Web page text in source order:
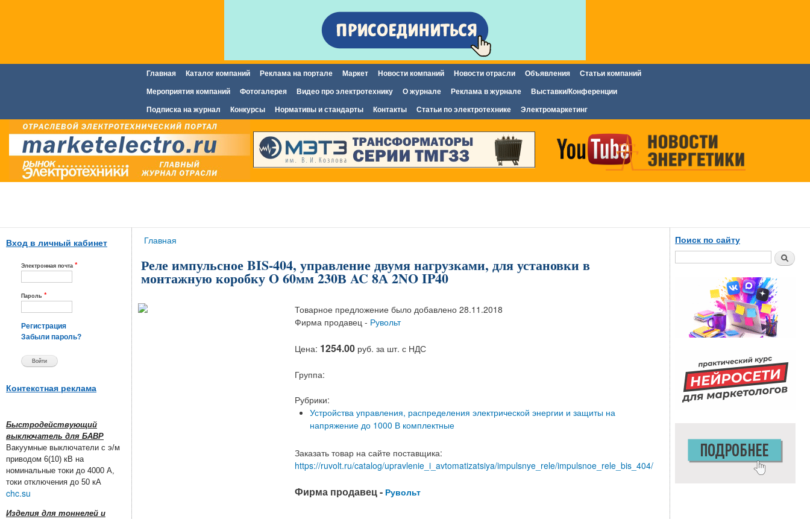
содержанию
Главное меню
Главная Каталог компаний Реклама на портале Маркет Новости компаний Новости отрасли Объявления Статьи компаний
Мероприятия компаний Фотогалерея Видео про электротехнику О журнале Реклама в журнале Выставки/Конференции
Подписка на журнал Конкурсы Нормативы и стандарты Контакты Статьи по электротехнике Электромаркетинг
Вход в личный кабинет
Электронная почта *
Пароль *
Регистрация
Забыли пароль?
Контекстная реклама
Быстродействующий
выключатель для БАВР
Вакуумные выключатели с э/м
приводом 6(10) кВ на
номинальные токи до 4000 А,
токи отключения до 50 кА
chc.su
Изделия для тоннелей и
Вы здесь
Главная
Реле импульсное BIS-404, управление двумя нагрузками, для установки в
монтажную коробку O 60мм 230В AC 8А 2NO IP40
Товарное предложение было добавлено 28.11.2018
Фирма продавец - Рувольт
Цена: 1254.00 руб. за шт. с НДС
Группа:
Рубрики:
Устройства управления, распределения электрической энергии и защиты на
напряжение до 1000 В комплектные
Заказать товар на сайте поставщика:
https://ruvolt.ru/catalog/upravlenie_i_avtomatizatsiya/impulsnye_rele/impulsnoe_rele_bis_404/
Фирма продавец - Рувольт
Поиск по сайту
Поиск